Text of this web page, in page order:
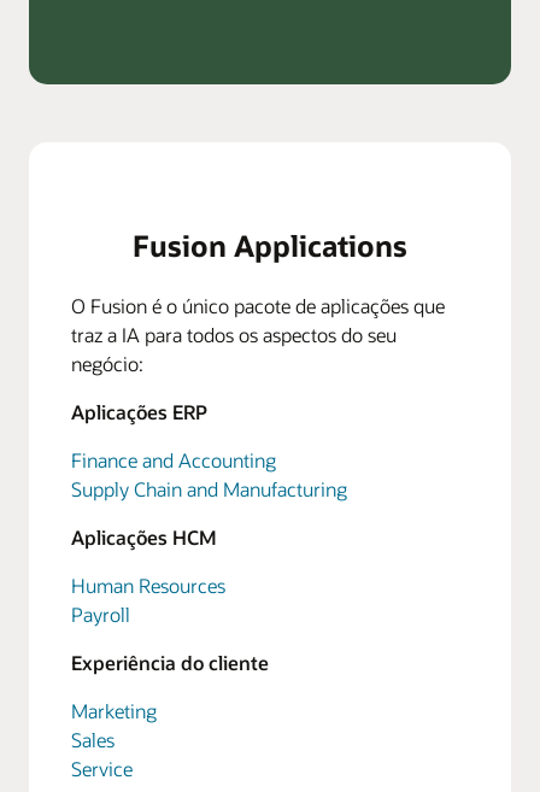
Fusion Applications
O Fusion é o único pacote de aplicações que
traz a IA para todos os aspectos do seu
negócio:
Aplicações ERP
Finance and Accounting
Supply Chain and Manufacturing
Aplicações HCM
Human Resources
Payroll
Experiência do cliente
Marketing
Sales
Service